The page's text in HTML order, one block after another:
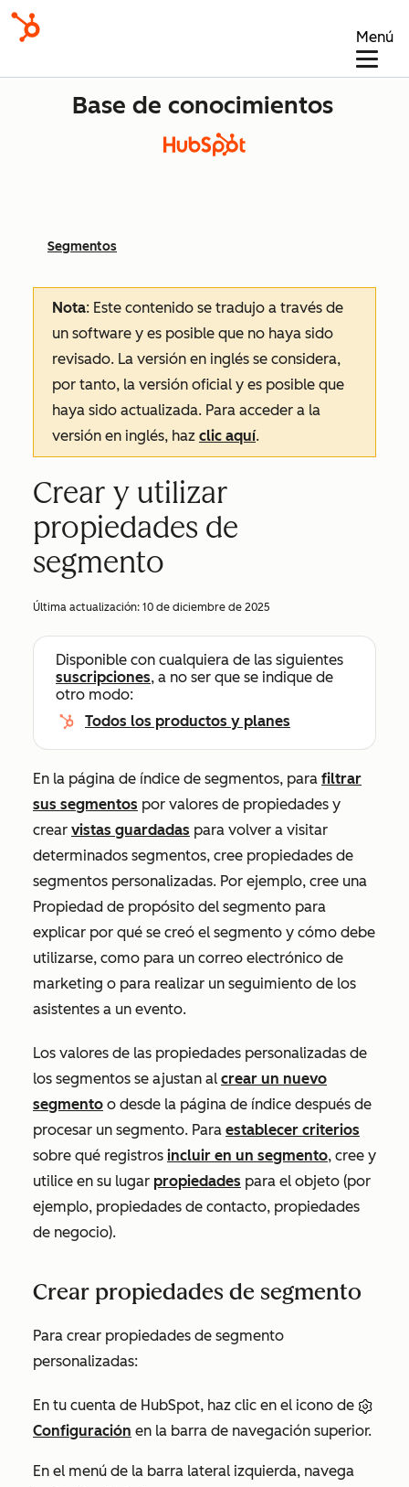
Menú
Base de conocimientos
Segmentos
Nota: Este contenido se tradujo a través de
un software y es posible que no haya sido
revisado. La versión en inglés se considera,
por tanto, la versión oficial y es posible que
haya sido actualizada. Para acceder a la
versión en inglés, haz clic aquí.
Crear y utilizar
propiedades de
segmento
Última actualización: 10 de diciembre de 2025
Disponible con cualquiera de las siguientes
suscripciones, a no ser que se indique de
otro modo:
Todos los productos y planes
En la página de índice de segmentos, para filtrar
sus segmentos por valores de propiedades y
crear vistas guardadas para volver a visitar
determinados segmentos, cree propiedades de
segmentos personalizadas. Por ejemplo, cree una
Propiedad de propósito del segmento para
explicar por qué se creó el segmento y cómo debe
utilizarse, como para un correo electrónico de
marketing o para realizar un seguimiento de los
asistentes a un evento.
Los valores de las propiedades personalizadas de
los segmentos se ajustan al crear un nuevo
segmento o desde la página de índice después de
procesar un segmento. Para establecer criterios
sobre qué registros incluir en un segmento, cree y
utilice en su lugar propiedades para el objeto (por
ejemplo, propiedades de contacto, propiedades
de negocio).
Crear propiedades de segmento
Para crear propiedades de segmento
personalizadas:
En tu cuenta de HubSpot, haz clic en el icono de
Configuración en la barra de navegación superior.
En el menú de la barra lateral izquierda, navega